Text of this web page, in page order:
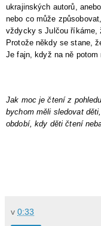
ukrajinských autorů,
nebo co může
vždycky s Julčou říkáme,
Protože někdy se stane,
Je fajn, když na ně potom
Jak moc je čtení z
bychom měli sledovat
období, kdy děti čtení
v 0:33